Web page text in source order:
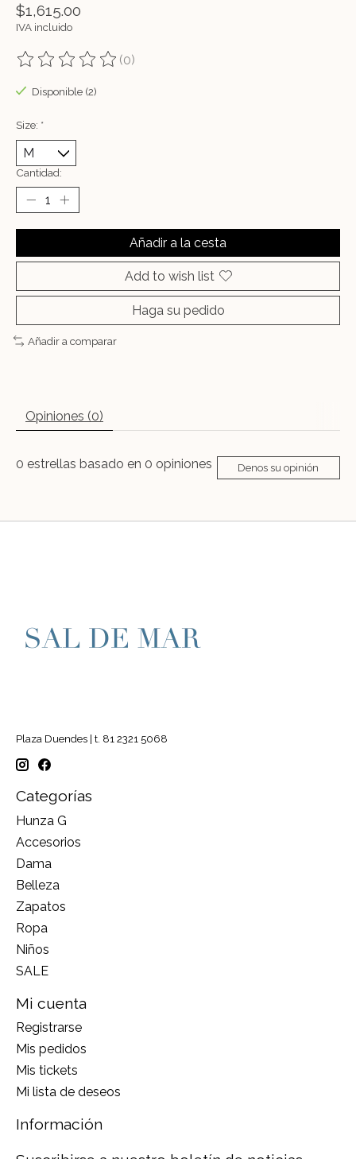
$1,615.00
IVA incluido
The rating of this product is
(0)
Disponible (2)
Size: *
Cantidad:
Añadir a la cesta
Add to wish list
Haga su pedido
Añadir a comparar
Opiniones (0)
0 estrellas basado en 0 opiniones Denos su opinión
Plaza Duendes | t. 81 2321 5068
Categorías
Hunza G
Accesorios
Dama
Belleza
Zapatos
Ropa
Niños
SALE
Mi cuenta
Registrarse
Mis pedidos
Mis tickets
Mi lista de deseos
Información